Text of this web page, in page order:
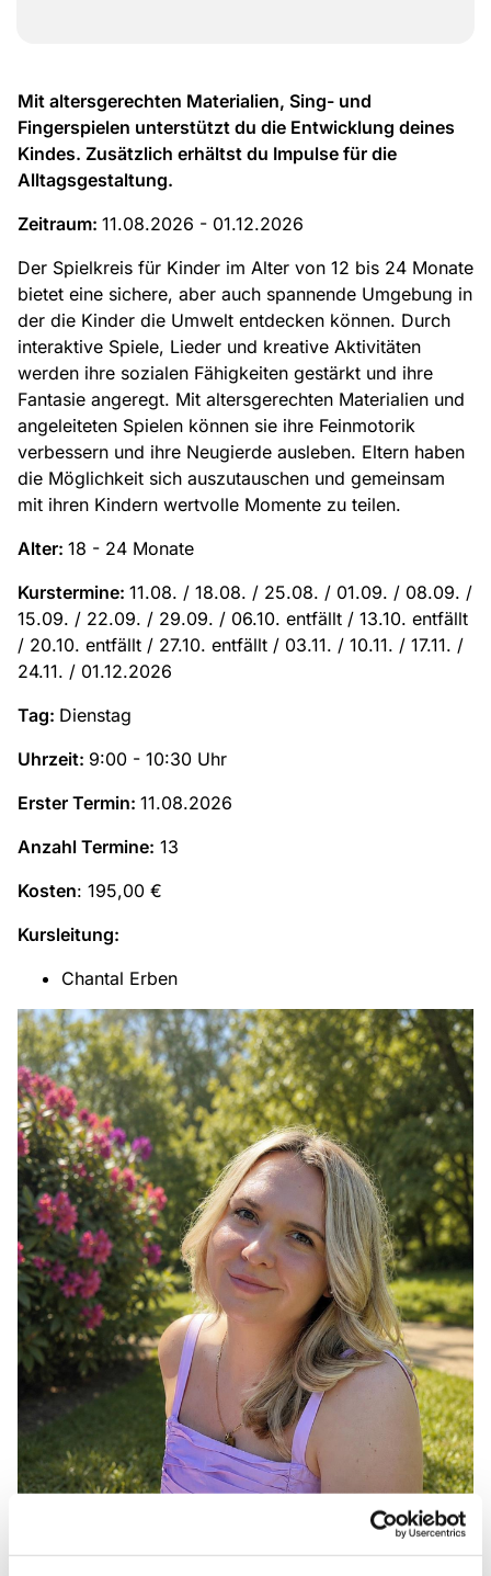
Mit altersgerechten Materialien, Sing- und
Fingerspielen unterstützt du die Entwicklung deines
Kindes. Zusätzlich erhältst du Impulse für die
Alltagsgestaltung.
Zeitraum: 11.08.2026 - 01.12.2026
Der Spielkreis für Kinder im Alter von 12 bis 24 Monate
bietet eine sichere, aber auch spannende Umgebung in
der die Kinder die Umwelt entdecken können. Durch
interaktive Spiele, Lieder und kreative Aktivitäten
werden ihre sozialen Fähigkeiten gestärkt und ihre
Fantasie angeregt. Mit altersgerechten Materialien und
angeleiteten Spielen können sie ihre Feinmotorik
verbessern und ihre Neugierde ausleben. Eltern haben
die Möglichkeit sich auszutauschen und gemeinsam
mit ihren Kindern wertvolle Momente zu teilen.
Alter: 18 - 24 Monate
Kurstermine: 11.08. / 18.08. / 25.08. / 01.09. / 08.09. /
15.09. / 22.09. / 29.09. / 06.10. entfällt / 13.10. entfällt
/ 20.10. entfällt / 27.10. entfällt / 03.11. / 10.11. / 17.11. /
24.11. / 01.12.2026
Tag: Dienstag
Uhrzeit: 9:00 - 10:30 Uhr
Erster Termin: 11.08.2026
Anzahl Termine: 13
Kosten: 195,00 €
Kursleitung:
Chantal Erben